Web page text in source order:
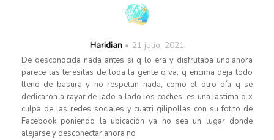
Haridian 21 julio, 2021
De desconocida nada antes si q lo era y disfrutaba uno,ahora
parece las teresitas de toda la gente q va, q encima deja todo
lleno de basura y no respetan nada, como el otro día q se
dedicaron a rayar de lado a lado los coches, es una lastima q x
culpa de las redes sociales y cuatri gilipollas con su fotito de
Facebook poniendo la ubicación ya no sea un lugar donde
alejarse y desconectar ahora no